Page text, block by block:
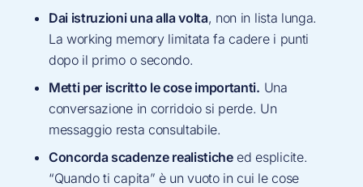
Dai istruzioni una alla volta, non in lista lunga.
La working memory limitata fa cadere i punti
dopo il primo o secondo.
Metti per iscritto le cose importanti. Una
conversazione in corridoio si perde. Un
messaggio resta consultabile.
Concorda scadenze realisticheed esplicite.
“Quando ti capita” è un vuoto in cui le cose